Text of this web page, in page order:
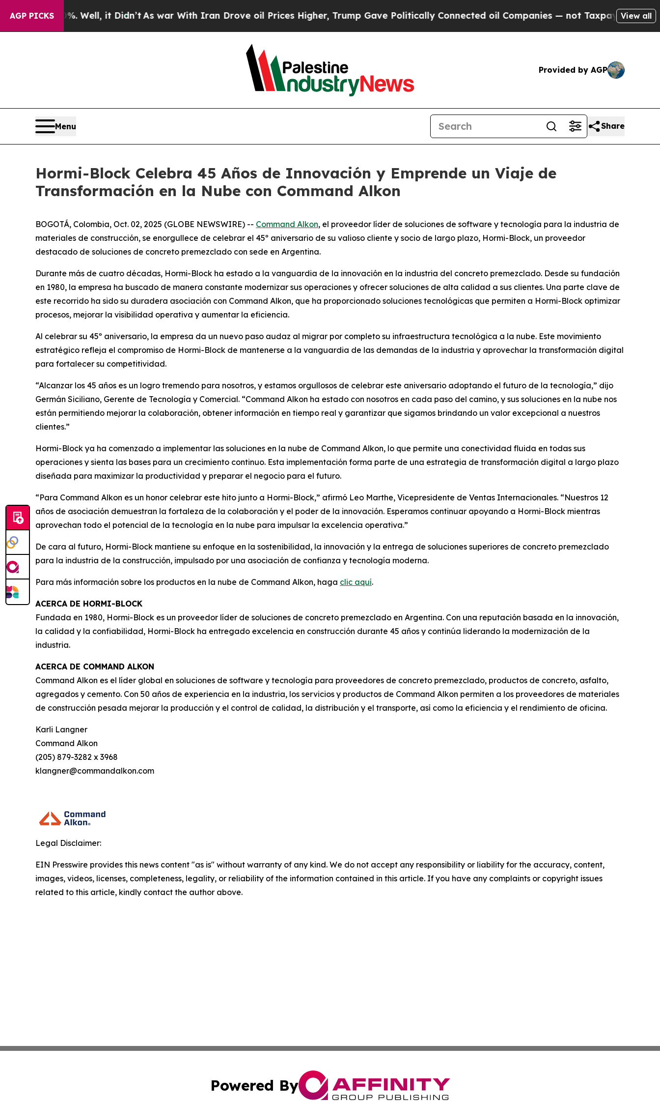
AGP PICKS
40%. Well, it Didn’tAs war With Iran Drove oil Prices Higher, Trump Gave Politically Connected oil Companies — not Taxpayers — theView all
Provided by AGP
Menu Share
Hormi-Block Celebra 45 Años de Innovación y Emprende un Viaje de
Transformación en la Nube con Command Alkon
BOGOTÁ, Colombia, Oct. 02, 2025 (GLOBE NEWSWIRE) -- Command Alkon, el proveedor líder de soluciones de software y tecnología para la industria de
materiales de construcción, se enorgullece de celebrar el 45º aniversario de su valioso cliente y socio de largo plazo, Hormi-Block, un proveedor
destacado de soluciones de concreto premezclado con sede en Argentina.
Durante más de cuatro décadas, Hormi-Block ha estado a la vanguardia de la innovación en la industria del concreto premezclado. Desde su fundación
en 1980, la empresa ha buscado de manera constante modernizar sus operaciones y ofrecer soluciones de alta calidad a sus clientes. Una parte clave de
este recorrido ha sido su duradera asociación con Command Alkon, que ha proporcionado soluciones tecnológicas que permiten a Hormi-Block optimizar
procesos, mejorar la visibilidad operativa y aumentar la eficiencia.
Al celebrar su 45º aniversario, la empresa da un nuevo paso audaz al migrar por completo su infraestructura tecnológica a la nube. Este movimiento
estratégico refleja el compromiso de Hormi-Block de mantenerse a la vanguardia de las demandas de la industria y aprovechar la transformación digital
para fortalecer su competitividad.
“Alcanzar los 45 años es un logro tremendo para nosotros, y estamos orgullosos de celebrar este aniversario adoptando el futuro de la tecnología,” dijo
Germán Siciliano, Gerente de Tecnología y Comercial. “Command Alkon ha estado con nosotros en cada paso del camino, y sus soluciones en la nube nos
están permitiendo mejorar la colaboración, obtener información en tiempo real y garantizar que sigamos brindando un valor excepcional a nuestros
clientes.”
Hormi-Block ya ha comenzado a implementar las soluciones en la nube de Command Alkon, lo que permite una conectividad fluida en todas sus
operaciones y sienta las bases para un crecimiento continuo. Esta implementación forma parte de una estrategia de transformación digital a largo plazo
diseñada para maximizar la productividad y preparar el negocio para el futuro.
“Para Command Alkon es un honor celebrar este hito junto a Hormi-Block,” afirmó Leo Marthe, Vicepresidente de Ventas Internacionales. “Nuestros 12
años de asociación demuestran la fortaleza de la colaboración y el poder de la innovación. Esperamos continuar apoyando a Hormi-Block mientras
aprovechan todo el potencial de la tecnología en la nube para impulsar la excelencia operativa.”
De cara al futuro, Hormi-Block mantiene su enfoque en la sostenibilidad, la innovación y la entrega de soluciones superiores de concreto premezclado
para la industria de la construcción, impulsado por una asociación de confianza y tecnología moderna.
Para más información sobre los productos en la nube de Command Alkon, haga clic aquí.
ACERCA DE HORMI-BLOCK
Fundada en 1980, Hormi-Block es un proveedor líder de soluciones de concreto premezclado en Argentina. Con una reputación basada en la innovación,
la calidad y la confiabilidad, Hormi-Block ha entregado excelencia en construcción durante 45 años y continúa liderando la modernización de la
industria.
ACERCA DE COMMAND ALKON
Command Alkon es el líder global en soluciones de software y tecnología para proveedores de concreto premezclado, productos de concreto, asfalto,
agregados y cemento. Con 50 años de experiencia en la industria, los servicios y productos de Command Alkon permiten a los proveedores de materiales
de construcción pesada mejorar la producción y el control de calidad, la distribución y el transporte, así como la eficiencia y el rendimiento de oficina.
Karli Langner
Command Alkon
(205) 879-3282 x 3968
klangner@commandalkon.com
Legal Disclaimer:
EIN Presswire provides this news content "as is" without warranty of any kind. We do not accept any responsibility or liability for the accuracy, content,
images, videos, licenses, completeness, legality, or reliability of the information contained in this article. If you have any complaints or copyright issues
related to this article, kindly contact the author above.
Powered By